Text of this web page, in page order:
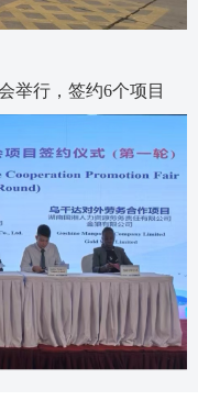
举行，签约6个项目